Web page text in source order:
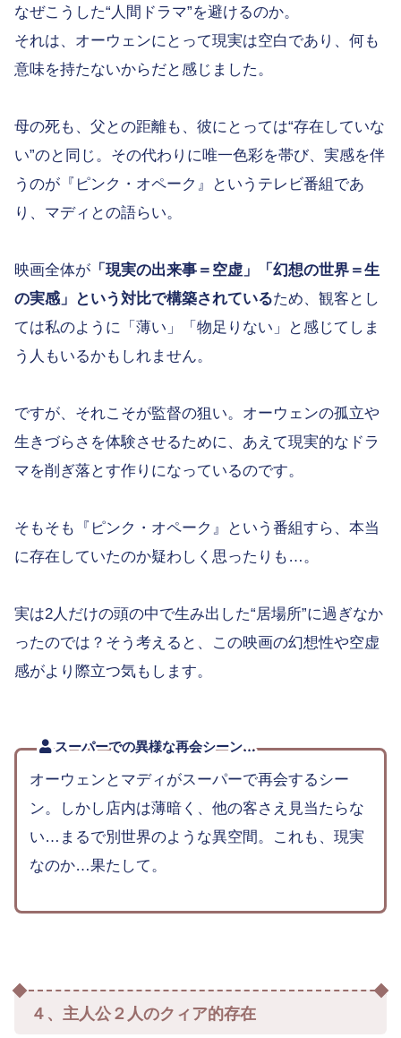
なぜこうした“人間ドラマ”を避けるのか。
それは、オーウェンにとって現実は空白であり、何も
意味を持たないからだと感じました。
母の死も、父との距離も、彼にとっては“存在していな
い”のと同じ。その代わりに唯一色彩を帯び、実感を伴
うのが『ピンク・オペーク』というテレビ番組であ
り、マディとの語らい。
映画全体が 「現実の出来事＝空虚」「幻想の世界＝生
の実感」という対比で構築されているため、観客とし
ては私のように「薄い」「物足りない」と感じてしま
う人もいるかもしれません。
ですが、それこそが監督の狙い。オーウェンの孤立や
生きづらさを体験させるために、あえて現実的なドラ
マを削ぎ落とす作りになっているのです。
そもそも『ピンク・オペーク』という番組すら、本当
に存在していたのか疑わしく思ったりも…。
実は2人だけの頭の中で生み出した“居場所”に過ぎなか
ったのでは？そう考えると、この映画の幻想性や空虚
感がより際立つ気もします。
スーパーでの異様な再会シーン…
オーウェンとマディがスーパーで再会するシー
ン。しかし店内は薄暗く、他の客さえ見当たらな
い…まるで別世界のような異空間。これも、現実
なのか…果たして。
４、主人公２人のクィア的存在